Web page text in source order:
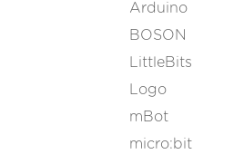
Arduino
BOSON
LittleBits
Logo
mBot
micro:bit